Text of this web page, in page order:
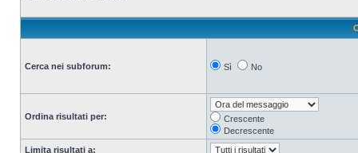
Cerca nei subforum: Sì No
Ordina risultati per:
Crescente
Decrescente
Limita risultati a: